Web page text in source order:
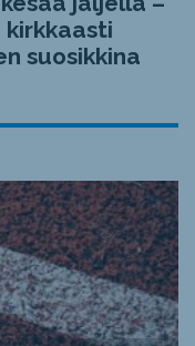
kirkkaasti
suosikkina